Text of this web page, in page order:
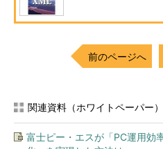
前のページへ
関連資料（ホワイトペーパー）
富士ピー・エスが「PC運用効